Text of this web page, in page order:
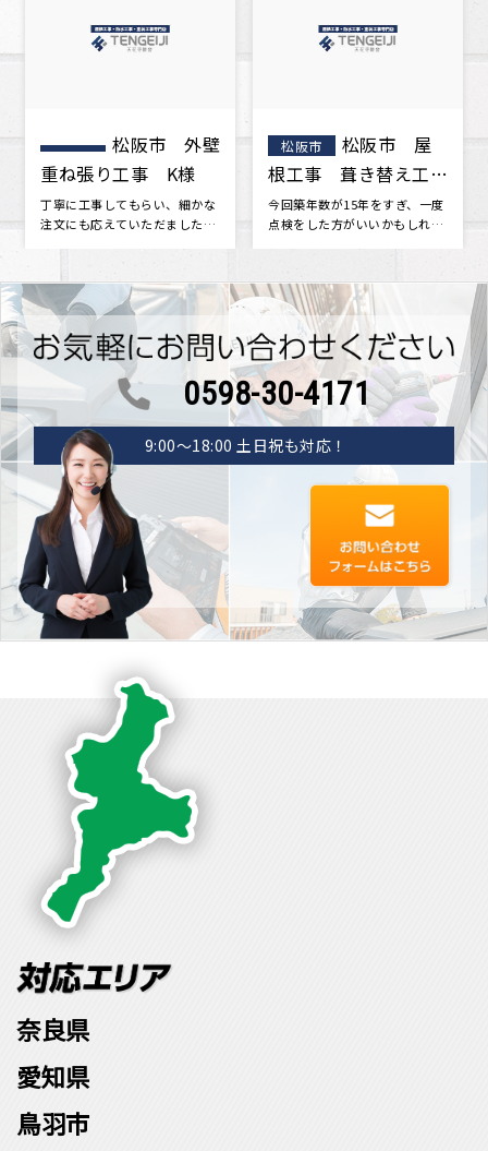
松阪市
松阪市 屋
根工事 葺き替え工
事 A様邸
今回築年数が15年をすぎ、一度
点検をした方がいいかもしれな
松阪市
お客様の声
をいただきました。
･･･
0598-30-4171
9:00〜18:00 土日祝も対応！
奈良県
愛知県
鳥羽市